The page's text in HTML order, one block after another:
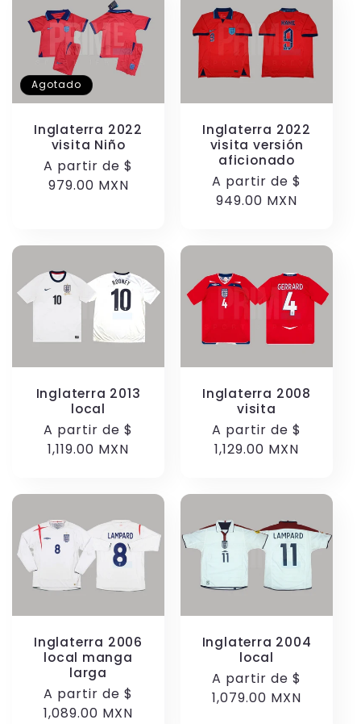
Agotado
Inglaterra 2022
visita Niño
Precio
habitual
A partir de $
979.00 MXN
Inglaterra 2022
visita versión
aficionado
Precio
habitual
A partir de $
949.00 MXN
Inglaterra 2013
local
Precio
habitual
A partir de $
1,119.00 MXN
Inglaterra 2008
visita
Precio
habitual
A partir de $
1,129.00 MXN
Inglaterra 2006
local manga
larga
Precio
habitual
A partir de $
1,089.00 MXN
Inglaterra 2004
local
Precio
habitual
A partir de $
1,079.00 MXN